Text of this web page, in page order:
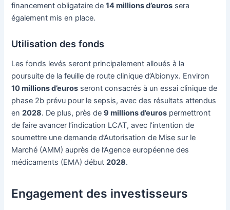
financement obligataire de14 millions d’euros sera
également mis en place.
Utilisation des fonds
Les fonds levés seront principalement alloués à la
poursuite de la feuille de route clinique d’Abionyx. Environ
10 millions d’euros seront consacrés à un essai clinique de
phase 2b prévu pour le sepsis, avec des résultats attendus
en2028. De plus, près de9 millions d’euros permettront
de faire avancer l’indication LCAT, avec l’intention de
soumettre une demande d’Autorisation de Mise sur le
Marché (AMM) auprès de l’Agence européenne des
médicaments (EMA) début2028.
Engagement des investisseurs